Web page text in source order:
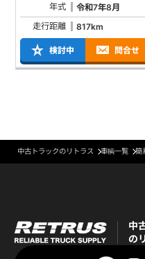
年式
令和7年8月
走行距離
817km
検討中 問合せ
中古トラックのリトラス 車輌一覧 簡
中
の